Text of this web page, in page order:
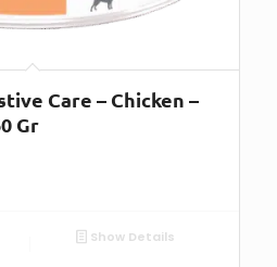
Care – Chicken –
Gr
Show Details